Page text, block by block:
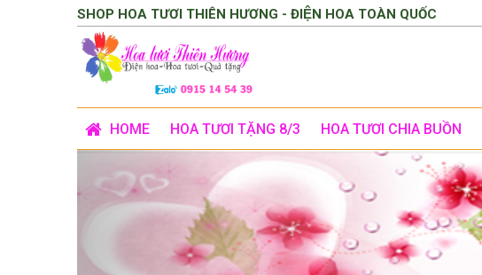
SHOP HOA TƯƠI THIÊN HƯƠNG - ĐIỆN HOA TOÀN QUỐC
HOME HOA TƯƠI TẶNG 8/3 HOA TƯƠI CHIA BUỒN
Previous